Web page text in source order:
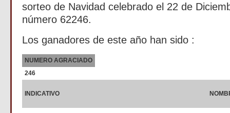
sorteo de Navidad celebrado el 22 de
número 62246.
Los ganadores de este año han sido :
NUMERO AGRACIADO
246
INDICATIVO